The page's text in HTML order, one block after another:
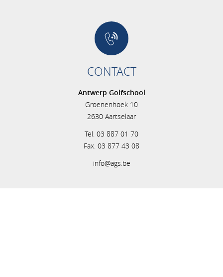
CONTACT
Antwerp Golfschool
Groenenhoek 10
2630 Aartselaar
Tel. 03 887 01 70
Fax. 03 877 43 08
info@ags.be